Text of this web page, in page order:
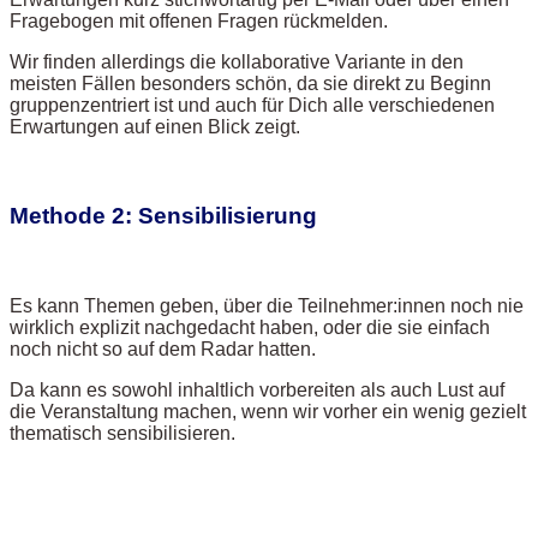
Fragebogen mit offenen Fragen rückmelden.
Wir finden allerdings die kollaborative Variante in den
meisten Fällen besonders schön, da sie direkt zu Beginn
gruppenzentriert ist und auch für Dich alle verschiedenen
Erwartungen auf einen Blick zeigt.
Methode 2: Sensibilisierung
Es kann Themen geben, über die Teilnehmer:innen noch nie
wirklich explizit nachgedacht haben, oder die sie einfach
noch nicht so auf dem Radar hatten.
Da kann es sowohl inhaltlich vorbereiten als auch Lust auf
die Veranstaltung machen, wenn wir vorher ein wenig gezielt
thematisch sensibilisieren.